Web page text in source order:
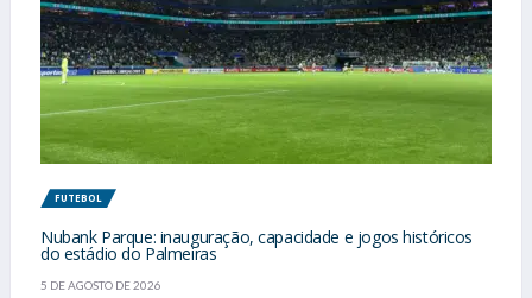
FUTEBOL
Nubank Parque: inauguração, capacidade e jogos históricos
do estádio do Palmeiras
5 DE AGOSTO DE 2026